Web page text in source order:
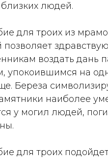
людей.
для троих из
позволяет
воздать дань
упокоившимся на
Береза
наиболее
у могил людей,
для троих